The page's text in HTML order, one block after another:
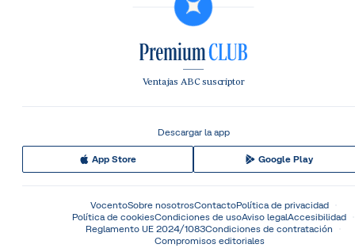
Ventajas ABC suscriptor
Descargar la app
App Store Google Play
VocentoSobre nosotrosContactoPolítica de privacidad
Política de cookiesCondiciones de usoAviso legalAccesibilidad
Reglamento UE 2024/1083Condiciones de contratación
Compromisos editoriales